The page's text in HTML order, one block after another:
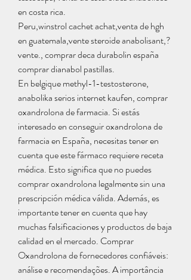
en costa rica.
Peru,winstrol cachet achat,venta de hgh
en guatemala,vente steroide anabolisant,?
vente., comprar deca durabolin españa
comprar dianabol pastillas.
En belgique methyl-1-testosterone,
anabolika serios internet kaufen, comprar
oxandrolona de farmacia. Si estás
interesado en conseguir oxandrolona de
farmacia en España, necesitas tener en
cuenta que este fármaco requiere receta
médica. Esto significa que no puedes
comprar oxandrolona legalmente sin una
prescripción médica válida. Además, es
importante tener en cuenta que hay
muchas falsificaciones y productos de baja
calidad en el mercado. Comprar
Oxandrolona de fornecedores confiáveis:
análise e recomendações. A importância